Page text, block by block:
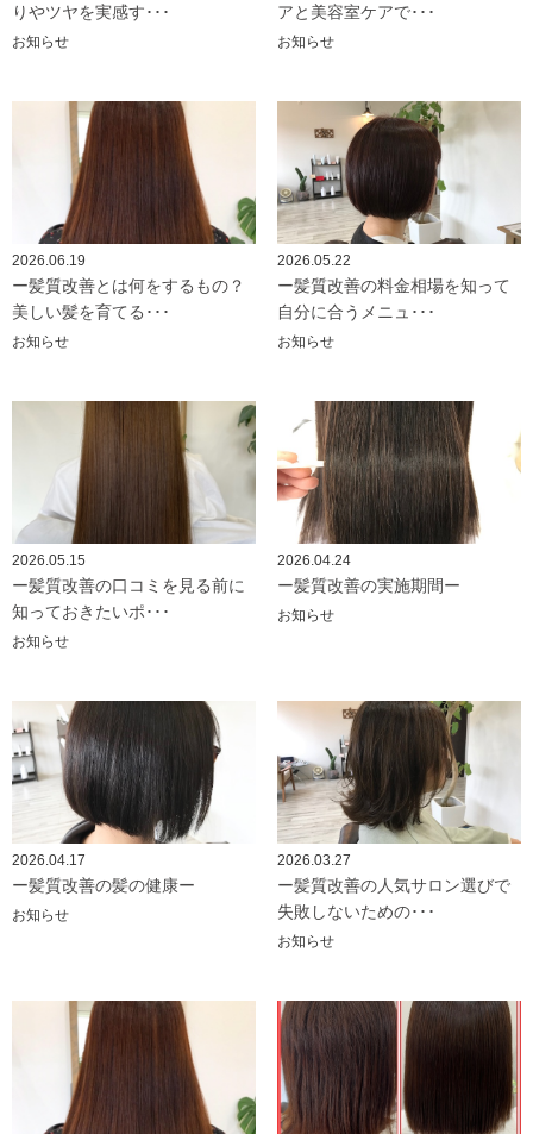
りやツヤを実感す･･･
お知らせ
アと美容室ケアで･･･
お知らせ
2026.06.19
ー髪質改善とは何をするもの？
美しい髪を育てる･･･
お知らせ
2026.05.22
ー髪質改善の料金相場を知って
自分に合うメニュ･･･
お知らせ
2026.05.15
ー髪質改善の口コミを見る前に
知っておきたいポ･･･
お知らせ
2026.04.24
ー髪質改善の実施期間ー
お知らせ
2026.04.17
ー髪質改善の髪の健康ー
お知らせ
2026.03.27
ー髪質改善の人気サロン選びで
失敗しないための･･･
お知らせ